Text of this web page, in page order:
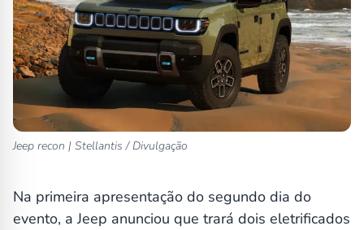
Jeep recon | Stellantis / Divulgação
Na primeira apresentação do segundo dia do
evento, a Jeep anunciou que trará dois eletrificados